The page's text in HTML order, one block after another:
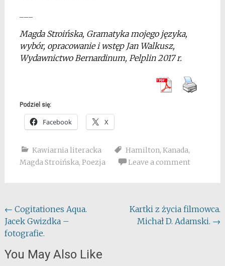
Magda Stroińska, Gramatyka mojego języka,
wybór, opracowanie i wstęp Jan Walkusz,
Wydawnictwo Bernardinum, Pelplin 2017 r.
Podziel się:
Facebook X
Kawiarnia literacka Hamilton, Kanada,
Magda Stroińska, Poezja Leave a comment
Post
navigation
← Cogitationes Aqua.
Jacek Gwizdka –
fotografie.
Kartki z życia filmowca.
Michał D. Adamski. →
You May Also Like